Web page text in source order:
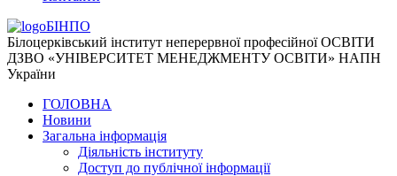
БІНПО
Білоцерківський інститут неперервної професійної ОСВІТИ
ДЗВО «УНІВЕРСИТЕТ МЕНЕДЖМЕНТУ ОСВІТИ» НАПН
України
ГОЛОВНА
Новини
Загальна інформація
Діяльність інституту
Доступ до публічної інформації